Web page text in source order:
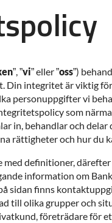
”, ”vi” eller ”oss”)
Din integritet är viktig
personuppgifter vi
som
in, behandlar och
rättigheter och hur du
definitioner,
information om
sidan finns
till olika grupper och
företrädare för